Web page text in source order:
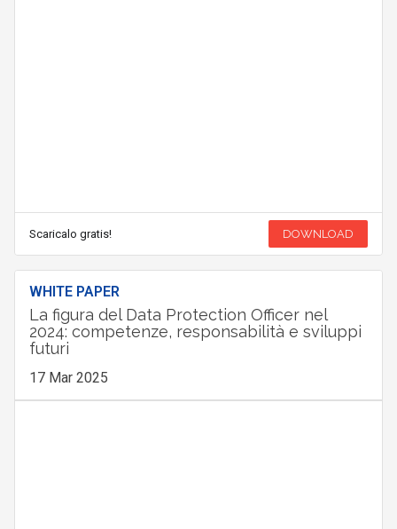
Scaricalo gratis! DOWNLOAD
WHITE PAPER
La figura del Data Protection Officer nel
2024: competenze, responsabilità e sviluppi
futuri
17 Mar 2025